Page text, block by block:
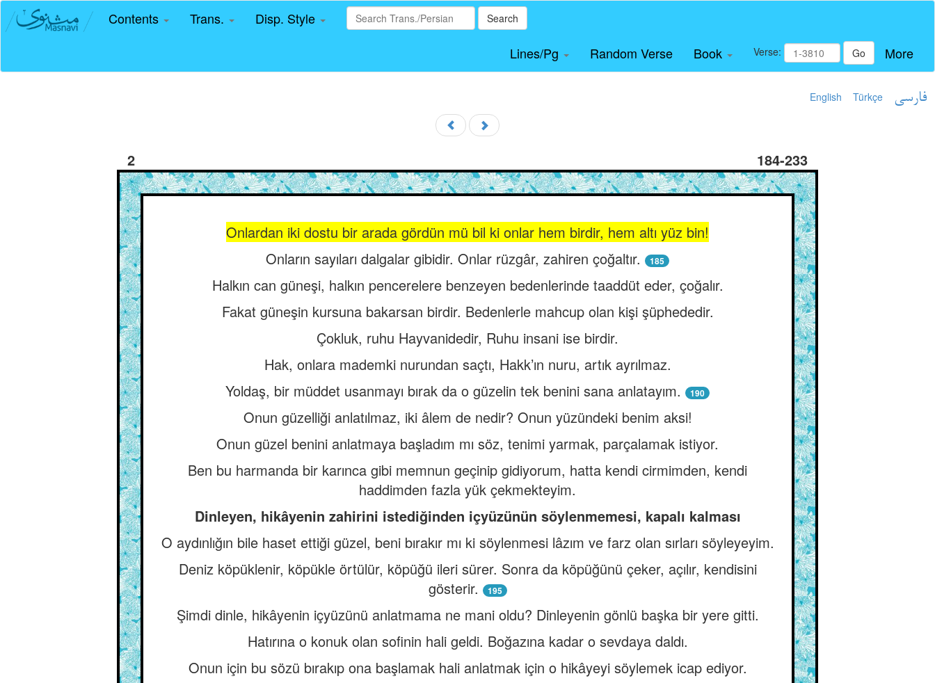
Contents Trans. Disp. Style Search
Lines/Pg Random Verse Book Verse: Go More
English Türkçe فارسی
2 184-233
Onlardan iki dostu bir arada gördün mü bil ki onlar hem birdir, hem altı yüz bin!
Onların sayıları dalgalar gibidir. Onlar rüzgâr, zahiren çoğaltır.
185
Halkın can güneşi, halkın pencerelere benzeyen bedenlerinde taaddüt eder, çoğalır.
Fakat güneşin kursuna bakarsan birdir. Bedenlerle mahcup olan kişi şüphededir.
Çokluk, ruhu Hayvanidedir, Ruhu insani ise birdir.
Hak, onlara mademki nurundan saçtı, Hakk’ın nuru, artık ayrılmaz.
Yoldaş, bir müddet usanmayı bırak da o güzelin tek benini sana anlatayım.
190
Onun güzelliği anlatılmaz, iki âlem de nedir? Onun yüzündeki benim aksi!
Onun güzel benini anlatmaya başladım mı söz, tenimi yarmak, parçalamak istiyor.
Ben bu harmanda bir karınca gibi memnun geçinip gidiyorum, hatta kendi cirmimden, kendi
haddimden fazla yük çekmekteyim.
Dinleyen, hikâyenin zahirini istediğinden içyüzünün söylenmemesi, kapalı kalması
O aydınlığın bile haset ettiği güzel, beni bırakır mı ki söylenmesi lâzım ve farz olan sırları söyleyeyim.
Deniz köpüklenir, köpükle örtülür, köpüğü ileri sürer. Sonra da köpüğünü çeker, açılır, kendisini
gösterir.
195
Şimdi dinle, hikâyenin içyüzünü anlatmama ne mani oldu? Dinleyenin gönlü başka bir yere gitti.
Hatırına o konuk olan sofinin hali geldi. Boğazına kadar o sevdaya daldı.
Onun için bu sözü bırakıp ona başlamak hali anlatmak için o hikâyeyi söylemek icap ediyor.